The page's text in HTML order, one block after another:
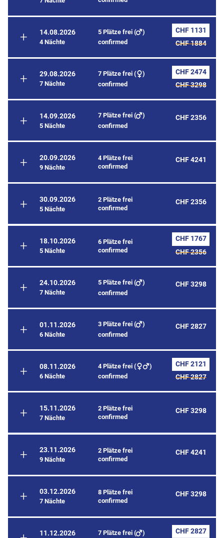
14.08.2026
4 Nächte
5 Plätze frei (
)
confirmed
CHF 1131
CHF 1884
29.08.2026
7 Nächte
7 Plätze frei (
)
confirmed
CHF 2474
CHF 3298
14.09.2026
5 Nächte
7 Plätze frei (
)
confirmed
CHF 2356
20.09.2026
9 Nächte
4 Plätze frei
confirmed
CHF 4241
30.09.2026
5 Nächte
2 Plätze frei
confirmed
CHF 2356
18.10.2026
5 Nächte
6 Plätze frei
confirmed
CHF 1767
CHF 2356
24.10.2026
7 Nächte
5 Plätze frei (
)
confirmed
CHF 3298
01.11.2026
6 Nächte
3 Plätze frei (
)
confirmed
CHF 2827
08.11.2026
6 Nächte
4 Plätze frei (
)
confirmed
CHF 2121
CHF 2827
15.11.2026
7 Nächte
2 Plätze frei
confirmed
CHF 3298
23.11.2026
9 Nächte
2 Plätze frei
confirmed
CHF 4241
03.12.2026
7 Nächte
8 Plätze frei
confirmed
CHF 3298
11.12.2026 7 Plätze frei (
)
CHF 2827